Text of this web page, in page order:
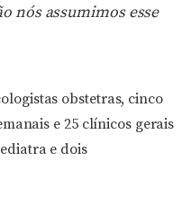
nós assumimos esse
obstetras, cinco
e 25 clínicos gerais
e dois